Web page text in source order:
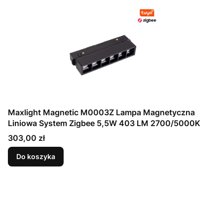
Maxlight Magnetic M0003Z Lampa Magnetyczna
Liniowa System Zigbee 5,5W 403 LM 2700/5000K
Cena
303,00 zł
Do koszyka